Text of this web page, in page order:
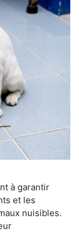
à garantir
et les
nuisibles.